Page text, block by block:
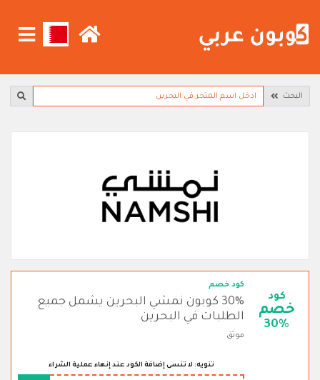
البحث
كود
خصم
30%
كود خصم
30% كوبون نمشي البحرين يشمل جميع
الطلبات في البحرين
موثق
تنويه: لا تنسى إضافة الكود عند إنهاء عملية الشراء